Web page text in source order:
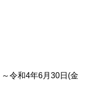
和4年6月30日(金